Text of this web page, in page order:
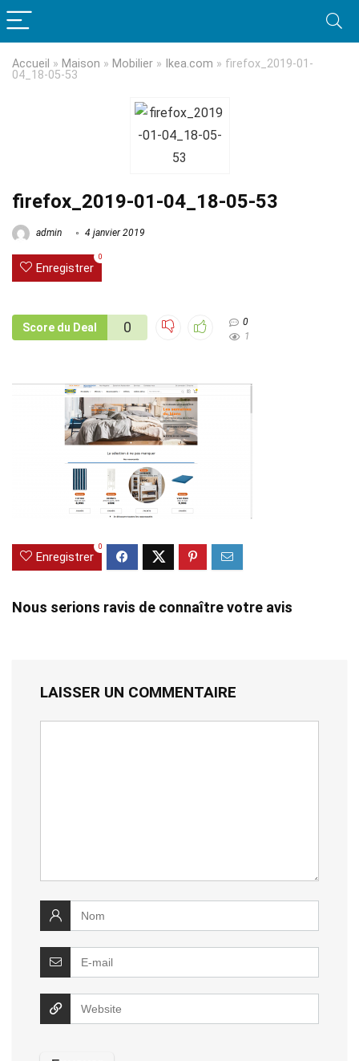
Accueil » Maison » Mobilier » Ikea.com » firefox_2019-01-
04_18-05-53
firefox_2019-01-04_18-05-53
admin 4 janvier 2019
Enregistrer
0
Score du Deal 0
0
1
Enregistrer
0
Nous serions ravis de connaître votre avis
LAISSER UN COMMENTAIRE